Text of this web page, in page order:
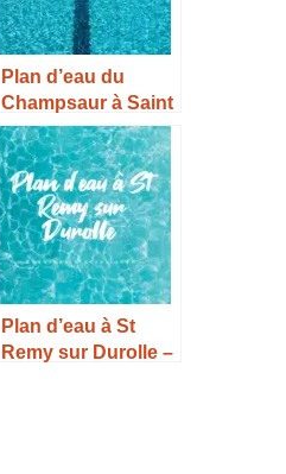
Plan d’eau du
Champsaur à Saint
Julien en
Champsaur –
Horaires, Tarifs et
Infos –
Plan d’eau à St
Remy sur Durolle –